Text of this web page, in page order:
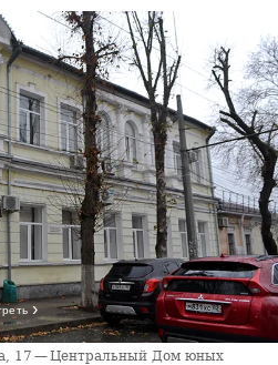
›
17 — Центральный Дом юных